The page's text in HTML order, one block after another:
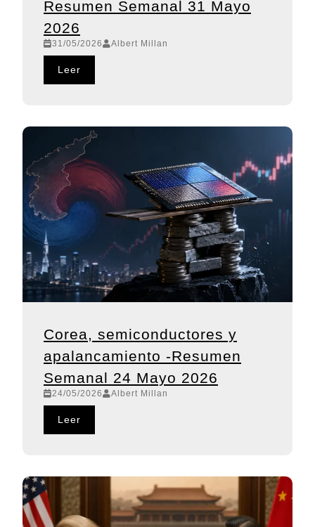
Resumen Semanal 31 Mayo
2026
31/05/2026 Albert Millan
Leer
Corea, semiconductores y
apalancamiento -Resumen
Semanal 24 Mayo 2026
24/05/2026 Albert Millan
Leer